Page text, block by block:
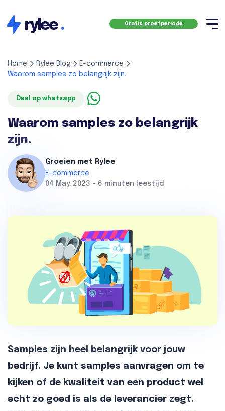
rylee. Gratis proefperiode
Home Rylee Blog
E-commerce
Waarom samples zo belangrijk zijn.
Deel op whatsapp
Waarom samples zo belangrijk
zijn.
Groeien met Rylee
E-commerce
04 May. 2023 - 6 minuten leestijd
Samples zijn heel belangrijk voor jouw
bedrijf. Je kunt samples aanvragen om te
kijken of de kwaliteit van een product wel
echt zo goed is als de leverancier zegt.